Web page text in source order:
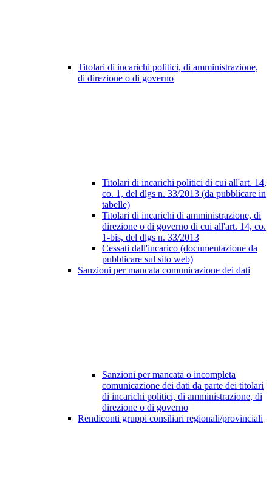
Titolari di incarichi politici, di amministrazione,
di direzione o di governo
Titolari di incarichi politici di cui all'art. 14,
co. 1, del dlgs n. 33/2013 (da pubblicare in
tabelle)
Titolari di incarichi di amministrazione, di
direzione o di governo di cui all'art. 14, co.
1-bis, del dlgs n. 33/2013
Cessati dall'incarico (documentazione da
pubblicare sul sito web)
Sanzioni per mancata comunicazione dei dati
Sanzioni per mancata o incompleta
comunicazione dei dati da parte dei titolari
di incarichi politici, di amministrazione, di
direzione o di governo
Rendiconti gruppi consiliari regionali/provinciali